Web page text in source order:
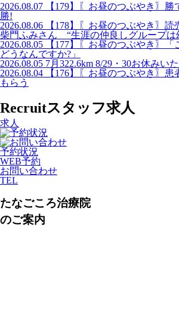
2026.08.07
【179】〖お昼のつぶやき〗
勝!
2026.08.06
【178】〖お昼のつぶやき〗
柴門ふみさん “生涯の仲良しグループは
2026.08.05
【177】〖お昼のつぶやき〗
どうなんですか?」
2026.08.05 7月322.6km 8/29・30お休みい
2026.08.04
【176】〖お昼のつぶやき〗
もらう
Recruitスタッフ求人
求人
予約状況
WEB予約
お問い合わせ
TEL
たなごころ治療院
のご案内